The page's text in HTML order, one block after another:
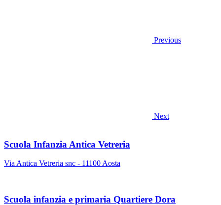
Previous
Next
Scuola Infanzia Antica Vetreria
Via Antica Vetreria snc - 11100 Aosta
Scuola infanzia e primaria Quartiere Dora